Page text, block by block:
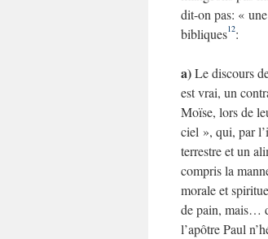
dit-on pas: «
bibliques12:
a)Le discours
est vrai, un
Moïse, lors de
ciel », qui, par
terrestre et un
compris la
morale et
de pain, mais…
l’apôtre Paul